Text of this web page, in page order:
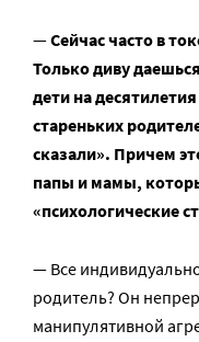
—Сейчас часто в
Только диву
дети на
стареньких
сказали». Причем
папы и мамы,
«психологические
— Все
родитель? Он
манипулятивной